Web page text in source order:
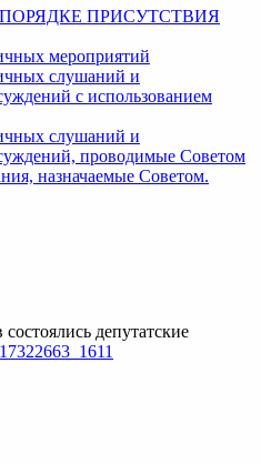
ПРИСУТСТВИЯ
мероприятий
слушаний и
с использованием
слушаний и
проводимые Советом
назначаемые Советом.
депутатские